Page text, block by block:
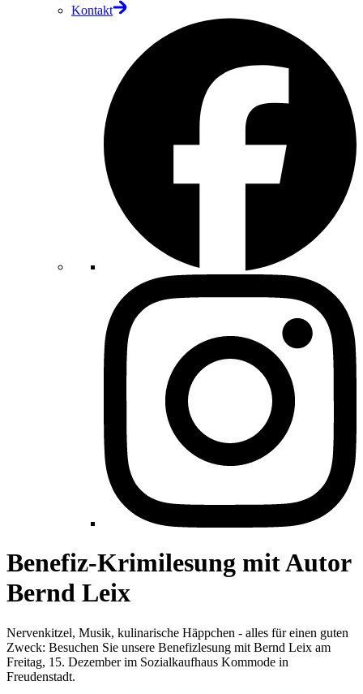
Kontakt
Benefiz-Krimilesung mit Autor
Bernd Leix
Nervenkitzel, Musik, kulinarische Häppchen - alles für einen guten
Zweck: Besuchen Sie unsere Benefizlesung mit Bernd Leix am
Freitag, 15. Dezember im Sozialkaufhaus Kommode in
Freudenstadt.